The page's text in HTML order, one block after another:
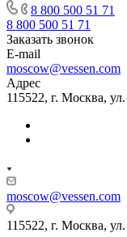
8 800 500 51 71
8 800 500 51 71
Заказать звонок
E-mail
moscow@vessen.com
Адрес
115522, г. Москва,
moscow@vessen.com
115522, г. Москва,